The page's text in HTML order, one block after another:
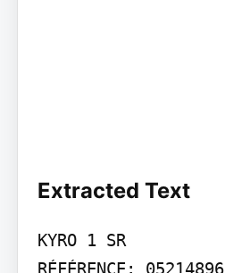
Extracted Text
KYRO 1 SR
RÉFÉRENCE: 05214896